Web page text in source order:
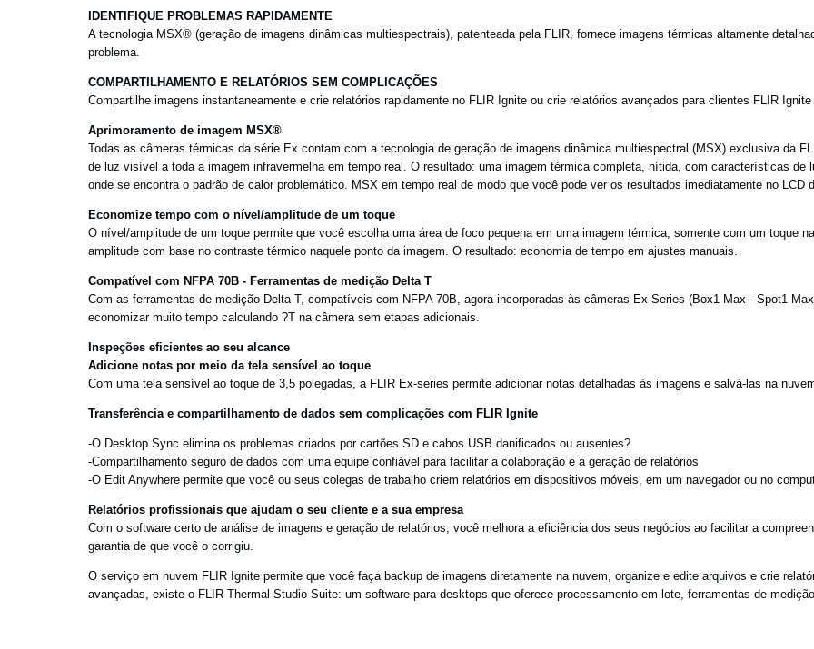
IDENTIFIQUE PROBLEMAS RAPIDAMENTE
A tecnologia MSX® (geração de imagens dinâmicas multiespectrais), patenteada pela FLIR, fornece imagens térmicas altamente
problema.
COMPARTILHAMENTO E RELATÓRIOS SEM COMPLICAÇÕES
Compartilhe imagens instantaneamente e crie relatórios rapidamente no FLIR Ignite ou crie relatórios avançados para clientes FLIR
Aprimoramento de imagem MSX®
Todas as câmeras térmicas da série Ex contam com a tecnologia de geração de imagens dinâmica multiespectral (MSX) exclusiva da
de luz visível a toda a imagem infravermelha em tempo real. O resultado: uma imagem térmica completa, nítida, com características de
onde se encontra o padrão de calor problemático. MSX em tempo real de modo que você pode ver os resultados imediatamente no LCD
Economize tempo com o nível/amplitude de um toque
O nível/amplitude de um toque permite que você escolha uma área de foco pequena em uma imagem térmica, somente com um toque
amplitude com base no contraste térmico naquele ponto da imagem. O resultado: economia de tempo em ajustes manuais.
Compatível com NFPA 70B - Ferramentas de medição Delta T
Com as ferramentas de medição Delta T, compatíveis com NFPA 70B, agora incorporadas às câmeras Ex-Series (Box1 Max - Spot1
economizar muito tempo calculando ?T na câmera sem etapas adicionais.
Inspeções eficientes ao seu alcance
Adicione notas por meio da tela sensível ao toque
Com uma tela sensível ao toque de 3,5 polegadas, a FLIR Ex-series permite adicionar notas detalhadas às imagens e salvá-las na
Transferência e compartilhamento de dados sem complicações com FLIR Ignite
-O Desktop Sync elimina os problemas criados por cartões SD e cabos USB danificados ou ausentes?
-Compartilhamento seguro de dados com uma equipe confiável para facilitar a colaboração e a geração de relatórios
-O Edit Anywhere permite que você ou seus colegas de trabalho criem relatórios em dispositivos móveis, em um navegador ou no
Relatórios profissionais que ajudam o seu cliente e a sua empresa
Com o software certo de análise de imagens e geração de relatórios, você melhora a eficiência dos seus negócios ao facilitar a
garantia de que você o corrigiu.
O serviço em nuvem FLIR Ignite permite que você faça backup de imagens diretamente na nuvem, organize e edite arquivos e crie
avançadas, existe o FLIR Thermal Studio Suite: um software para desktops que oferece processamento em lote, ferramentas de